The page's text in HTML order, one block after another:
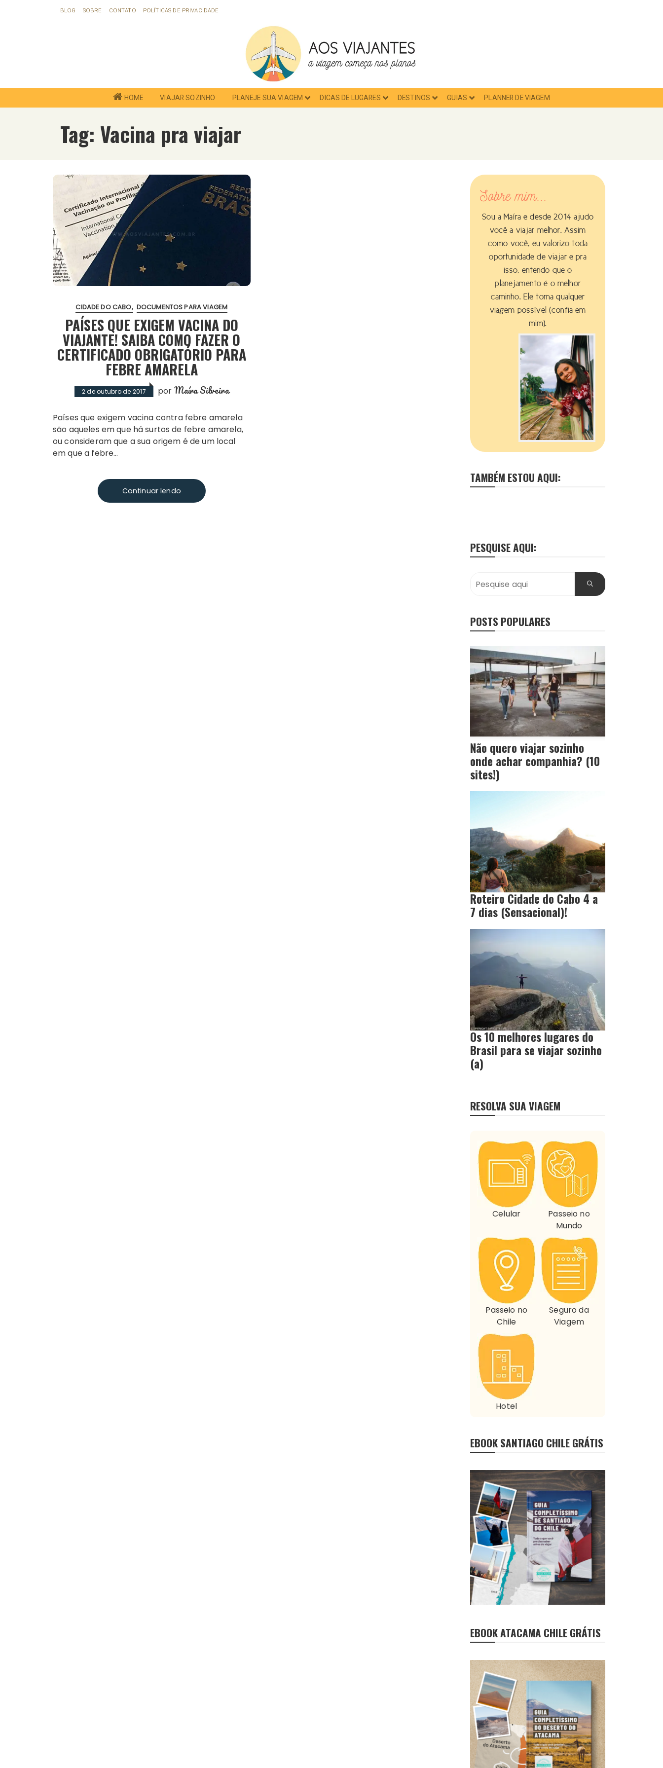
BLOG SOBRE CONTATO POLÍTICAS DE PRIVACIDADE
HOME VIAJAR SOZINHO PLANEJE SUA VIAGEM DICAS DE LUGARES DESTINOS GUIAS PLANNER DE VIAGEM
Tag: Vacina pra viajar
CIDADE DO CABO DOCUMENTOS PARA VIAGEM
PAÍSES QUE EXIGEM VACINA DO
VIAJANTE! SAIBA COMO FAZER O
CERTIFICADO OBRIGATÓRIO PARA
FEBRE AMARELA
2 de outubro de 2017 por Maíra Silveira
Países que exigem vacina contra febre amarela
são aqueles em que há surtos de febre amarela,
ou consideram que a sua origem é de um local
em que a febre…
Continuar lendo
Sobre mim...
Sou a Maíra e desde 2014 ajudo
você a viajar melhor. Assim
como você, eu valorizo toda
oportunidade de viajar e pra
isso, entendo que o
planejamento é o melhor
caminho. Ele torna qualquer
viagem possível (confia em
mim).
TAMBÉM ESTOU AQUI:
PESQUISE AQUI:
POSTS POPULARES
Não quero viajar sozinho
onde achar companhia? (10
sites!)
Roteiro Cidade do Cabo 4 a
7 dias (Sensacional)!
Os 10 melhores lugares do
Brasil para se viajar sozinho
(a)
RESOLVA SUA VIAGEM
Celular
Passeio no
Mundo
Passeio no
Chile
Seguro da
Viagem
Hotel
EBOOK SANTIAGO CHILE GRÁTIS
EBOOK ATACAMA CHILE GRÁTIS